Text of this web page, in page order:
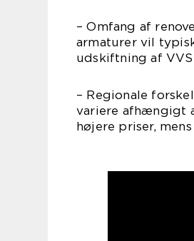
– Omfang af
armaturer vil
udskiftning af
– Regionale
variere afhængigt
højere priser,